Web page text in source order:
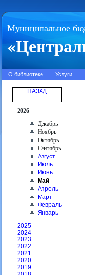
Муниципальное
О библиотеке Услуги
НАЗАД
2026
Декабрь
Ноябрь
Октябрь
Сентябрь
Август
Июль
Июнь
Май
Апрель
Март
Февраль
Январь
2025
2024
2023
2022
2021
2020
2019